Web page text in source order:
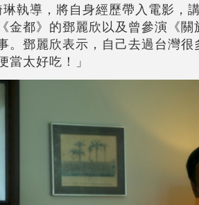
執導，將自身經歷帶入電影，
都》的鄧麗欣以及曾參演《關
。鄧麗欣表示，自己去過台灣
太好吃！」